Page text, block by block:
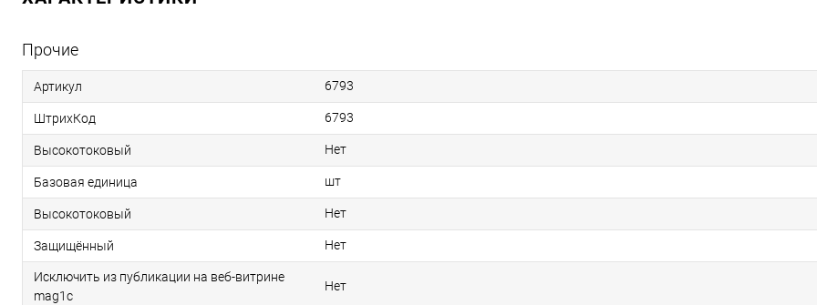
Прочие
Артикул 6793
ШтрихКод 6793
Высокотоковый Нет
Базовая единица шт
Высокотоковый Нет
Защищённый Нет
Исключить из публикации на веб-витрине
mag1c
Нет